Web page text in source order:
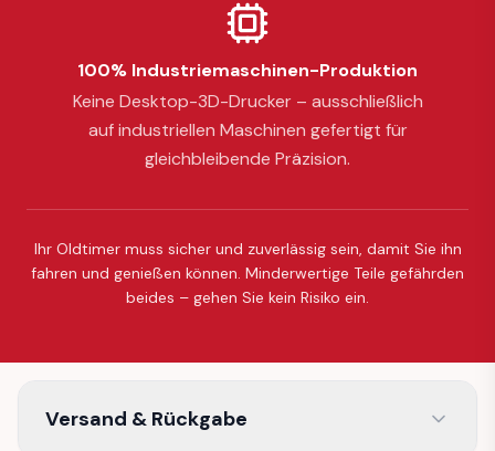
100% Industriemaschinen-Produktion
Keine Desktop-3D-Drucker – ausschließlich
auf industriellen Maschinen gefertigt für
gleichbleibende Präzision.
Ihr Oldtimer muss sicher und zuverlässig sein, damit Sie ihn
fahren und genießen können. Minderwertige Teile gefährden
beides – gehen Sie kein Risiko ein.
Versand & Rückgabe